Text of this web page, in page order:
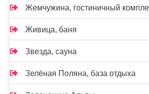
Жемчужина, гостиничный
Живица, баня
Звезда, сауна
Зелёная Поляна, база отдыха